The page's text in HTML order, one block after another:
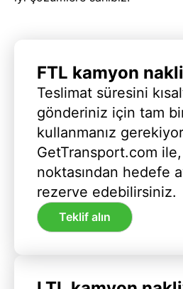
FTL kamyon
Teslimat süresini
gönderiniz için tam
kullanmanız
GetTransport.com
noktasından hedefe
rezerve edebilirsiniz.
Teklif alın